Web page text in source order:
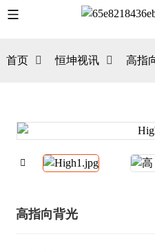
首页 恒坤视讯 高指
高指向背光